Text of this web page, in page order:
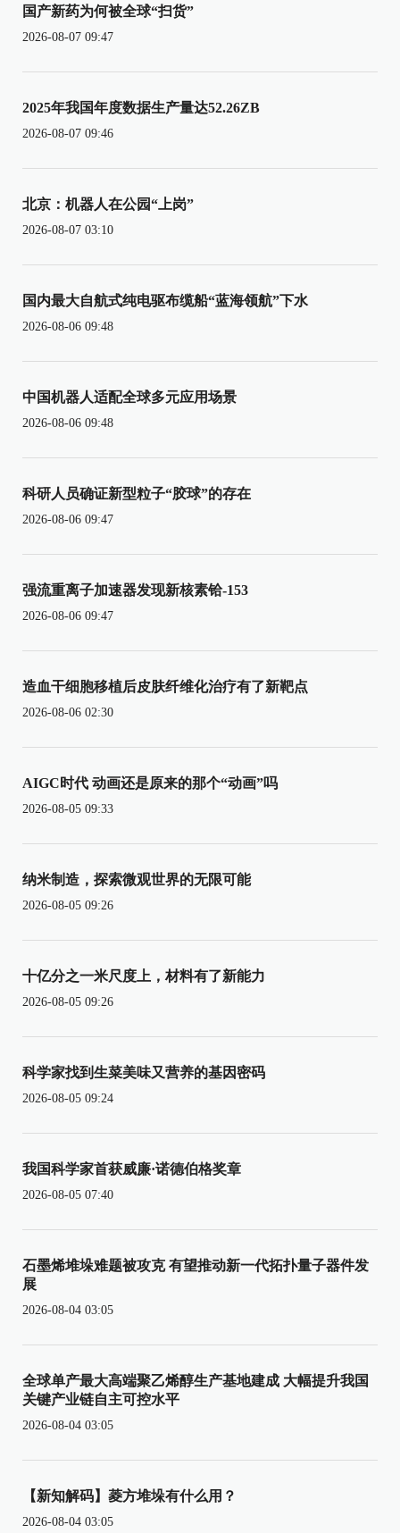
国产新药为何被全球“扫货”
2026-08-07 09:47
2025年我国年度数据生产量达52.26ZB
2026-08-07 09:46
北京：机器人在公园“上岗”
2026-08-07 03:10
国内最大自航式纯电驱布缆船“蓝海领航”下水
2026-08-06 09:48
中国机器人适配全球多元应用场景
2026-08-06 09:48
科研人员确证新型粒子“胶球”的存在
2026-08-06 09:47
强流重离子加速器发现新核素铪-153
2026-08-06 09:47
造血干细胞移植后皮肤纤维化治疗有了新靶点
2026-08-06 02:30
AIGC时代 动画还是原来的那个“动画”吗
2026-08-05 09:33
纳米制造，探索微观世界的无限可能
2026-08-05 09:26
十亿分之一米尺度上，材料有了新能力
2026-08-05 09:26
科学家找到生菜美味又营养的基因密码
2026-08-05 09:24
我国科学家首获威廉·诺德伯格奖章
2026-08-05 07:40
石墨烯堆垛难题被攻克 有望推动新一代拓扑量子器件发
展
2026-08-04 03:05
全球单产最大高端聚乙烯醇生产基地建成 大幅提升我国
关键产业链自主可控水平
2026-08-04 03:05
【新知解码】菱方堆垛有什么用？
2026-08-04 03:05